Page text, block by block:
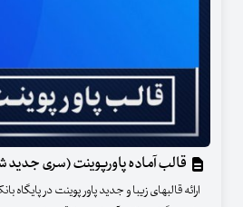
قالب آماده پاورپوینت (سری جدید
ارائه قالبهای زیبا و جدید پاور پوینت در پایگاه